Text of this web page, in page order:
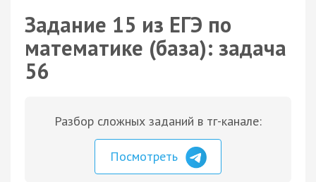
Задание 15 из ЕГЭ по
математике (база): задача
56
Разбор сложных заданий в тг-канале:
Посмотреть